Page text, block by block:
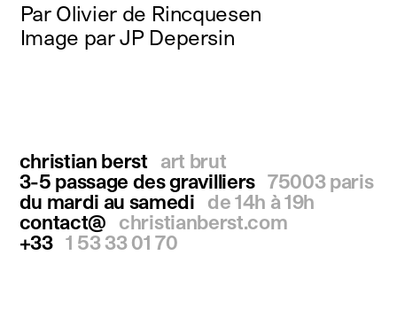
youtube
newsletter
Par Olivier de Rincquesen
Image par JP Depersin
christian berst
art brut
3-5 passage des gravilliers 75003 paris
du mardi au samedi
de 14h à 19h
contact@
christianberst.com
+33 1 53 33 01 70